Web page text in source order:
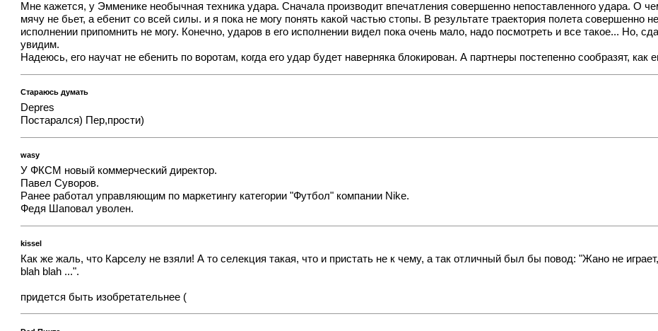
Мне кажется, у Эмменике необычная техника удара. Сначала производит впечатления совершенно непоставленного удара. О
мячу не бьет, а ебенит со всей силы. и я пока не могу понять какой частью стопы. В результате траектория полета совершенно
исполнении припомнить не могу. Конечно, ударов в его исполнении видел пока очень мало, надо посмотреть и все такое... Но,
увидим.
Надеюсь, его научат не ебенить по воротам, когда его удар будет наверняка блокирован. А партнеры постепенно сообразят,
Стараюсь думать
Depres
Постарался) Пер,прости)
wasy
У ФКСМ новый коммерческий директор.
Павел Суворов.
Ранее работал управляющим по маркетингу категории "Футбол" компании Nike.
Федя Шаповал уволен.
kissel
Как же жаль, что Карселу не взяли! А то селекция такая, что и пристать не к чему, а так отличный был бы повод: "Жано не
blah blah ...".
придется быть изобретательнее (